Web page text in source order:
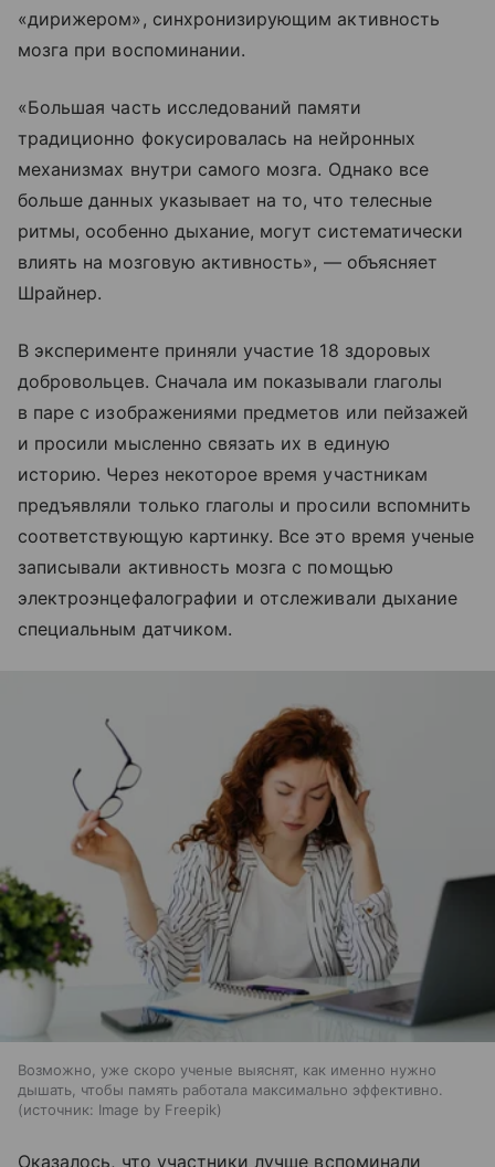
«дирижером», синхронизирующим активность
мозга при воспоминании.
«Большая часть исследований памяти
традиционно фокусировалась на нейронных
механизмах внутри самого мозга. Однако все
больше данных указывает на то, что телесные
ритмы, особенно дыхание, могут систематически
влиять на мозговую активность», — объясняет
Шрайнер.
В эксперименте приняли участие 18 здоровых
добровольцев. Сначала им показывали глаголы
в паре с изображениями предметов или пейзажей
и просили мысленно связать их в единую
историю. Через некоторое время участникам
предъявляли только глаголы и просили вспомнить
соответствующую картинку. Все это время ученые
записывали активность мозга с помощью
электроэнцефалографии и отслеживали дыхание
специальным датчиком.
Возможно, уже скоро ученые выяснят, как именно нужно
дышать, чтобы память работала максимально эффективно.
источник: Image by Freepik
Оказалось, что участники лучше вспоминали